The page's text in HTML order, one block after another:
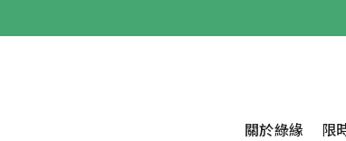
關於綠緣 限